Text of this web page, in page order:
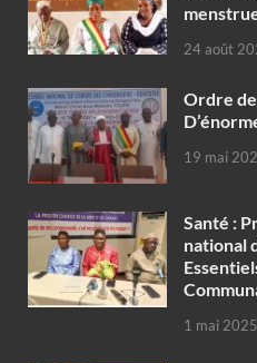
24 août
Ordre
19 mai
Santé :
national
1 mai 2025